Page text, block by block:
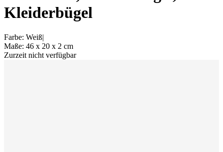
Kleiderbügel
Farbe: Weiß|
Maße: 46 x 20 x 2 cm
Zurzeit nicht verfügbar